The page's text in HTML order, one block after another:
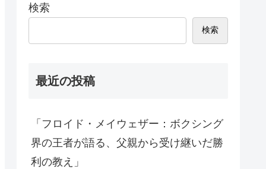
検索
検索
最近の投稿
「フロイド・メイウェザー：ボクシング
界の王者が語る、父親から受け継いだ勝
利の教え」